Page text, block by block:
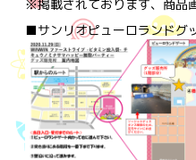
※掲載されております、商品
■サンリオピューロランドグ